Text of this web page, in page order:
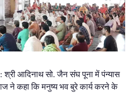
: श्री आदिनाथ सो. जैन संघ पूना में पंन्यास
ने कहा कि मनुष्य भव बुरे कार्य करने के